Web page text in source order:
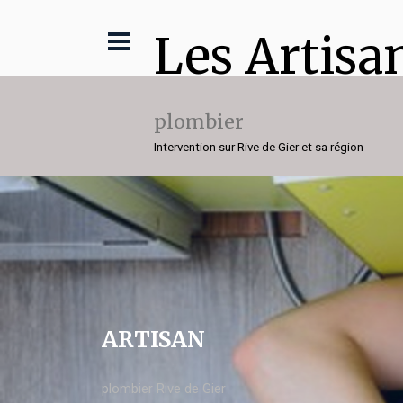
Les
plombier
Intervention sur Rive de Gier et sa région
ARTISAN
plombier Rive de Gier